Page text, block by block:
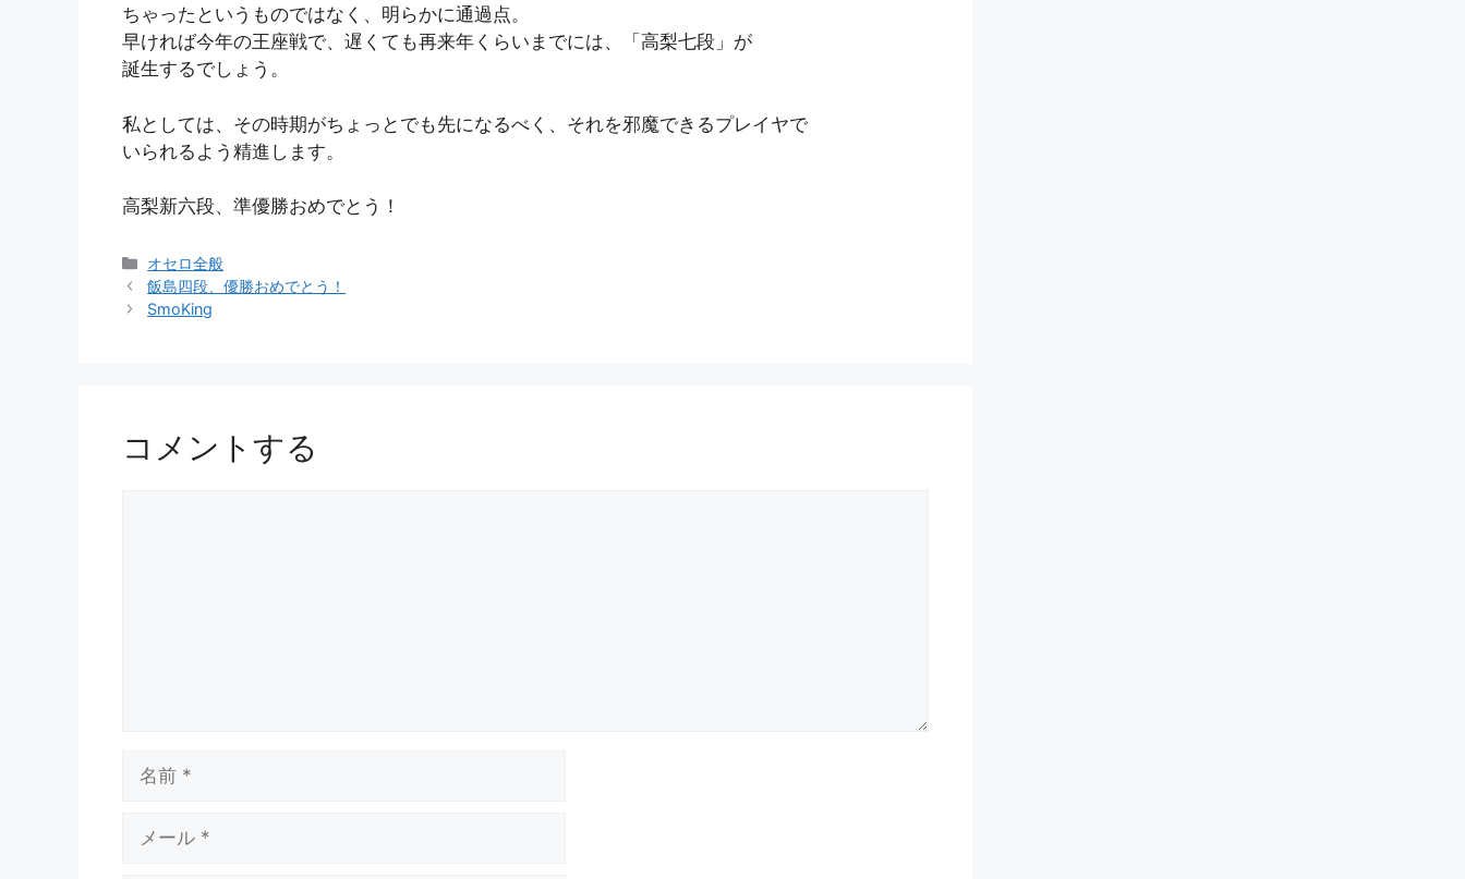
ちゃったというものではなく、明らかに通過点。
早ければ今年の王座戦で、遅くても再来年くらいまでには、「高梨七段」が
誕生するでしょう。
私としては、その時期がちょっとでも先になるべく、それを邪魔できるプレイヤで
いられるよう精進します。
高梨新六段、準優勝おめでとう！
カ
テ
ゴ
オセロ全般
飯島四段、優勝おめでとう！
SmoKing
コメントする